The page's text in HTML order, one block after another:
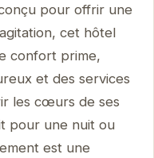
pour offrir une
cet hôtel
confort prime,
et des services
les cœurs de ses
pour une nuit ou
est une